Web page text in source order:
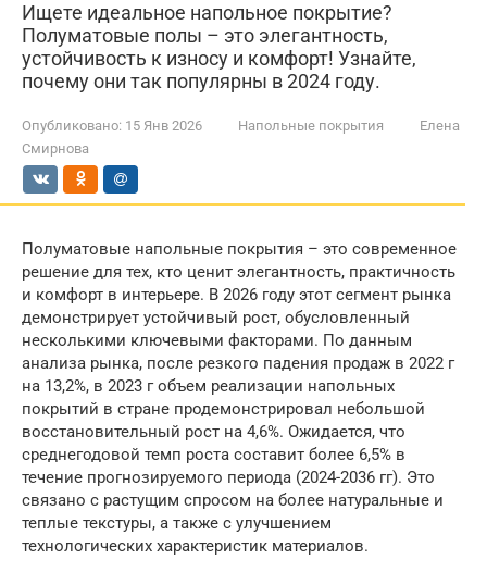
Ищете идеальное напольное покрытие?
Полуматовые полы – это элегантность,
устойчивость к износу и комфорт! Узнайте,
почему они так популярны в 2024 году.
Опубликовано: 15 Янв 2026 Напольные покрытия
Елена
Смирнова
Полуматовые напольные покрытия – это современное
решение для тех, кто ценит элегантность, практичность
и комфорт в интерьере. В 2026 году этот сегмент рынка
демонстрирует устойчивый рост, обусловленный
несколькими ключевыми факторами. По данным
анализа рынка, после резкого падения продаж в 2022 г
на 13,2%, в 2023 г объем реализации напольных
покрытий в стране продемонстрировал небольшой
восстановительный рост на 4,6%. Ожидается, что
среднегодовой темп роста составит более 6,5% в
течение прогнозируемого периода (2024-2036 гг). Это
связано с растущим спросом на более натуральные и
теплые текстуры, а также с улучшением
технологических характеристик материалов.